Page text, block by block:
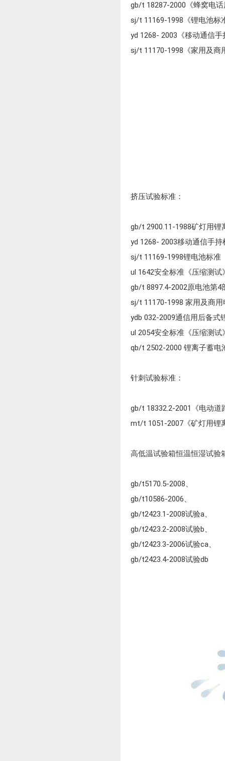
gb/t 18287-2000《蜂窝电
sj/t 11169-1998《锂电池标
yd 1268- 2003《移动通信
sj/t 11170-1998《家用及商
挤压试验标准：
gb/t 2900.11-1988矿灯用
yd 1268- 2003移动通信手
sj/t 11169-1998锂电池标准
ul 1642安全标准《压缩测试
gb/t 8897.4-2002原电池第
sj/t 11170-1998 家用及商
ydb 032-2009通信用后备式
ul 2054安全标准《压缩测试
qb/t 2502-2000 锂离子蓄电
针刺试验标准：
gb/t 18332.2-2001《电动
mt/t 1051-2007《矿灯用
高低温试验箱恒温恒湿试验
gb/t5170.5-2008、
gb/t10586-2006、
gb/t2423.1-2008试验a、
gb/t2423.2-2008试验b、
gb/t2423.3-2006试验ca、
gb/t2423.4-2008试验db